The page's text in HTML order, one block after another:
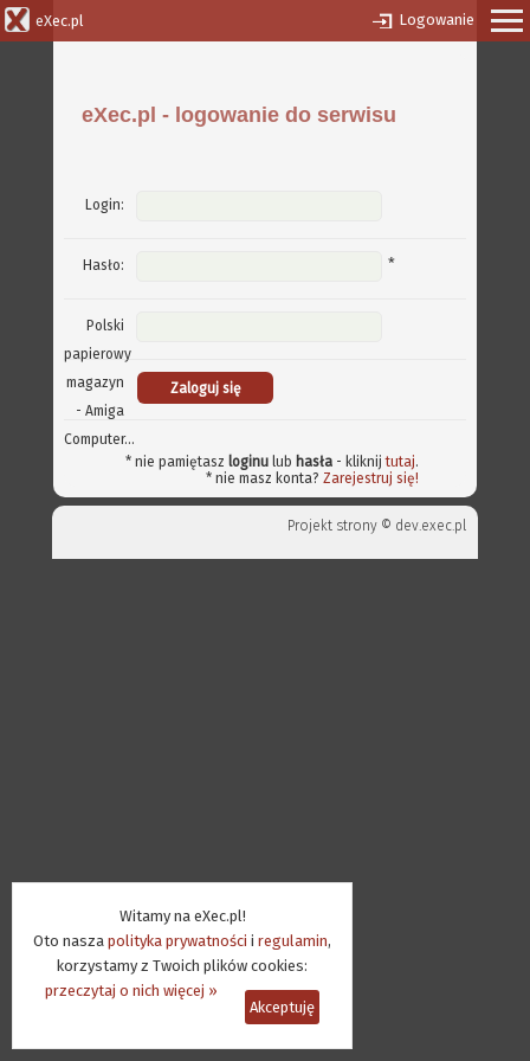
Witamy na eXec.pl!
Oto nasza polityka prywatności i regulamin,
korzystamy z Twoich plików cookies:
przeczytaj o nich więcej »
Akceptuję
eXec.pl Logowanie
eXec.pl - logowanie do serwisu
Login:
Hasło: *
Polski
papierowy
magazyn
- Amiga
Computer...
* nie pamiętasz loginu lub hasła - kliknijtutaj.
* nie masz konta? Zarejestruj się!
Projekt strony © dev.exec.pl